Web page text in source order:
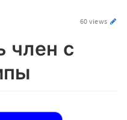
60 views
член с